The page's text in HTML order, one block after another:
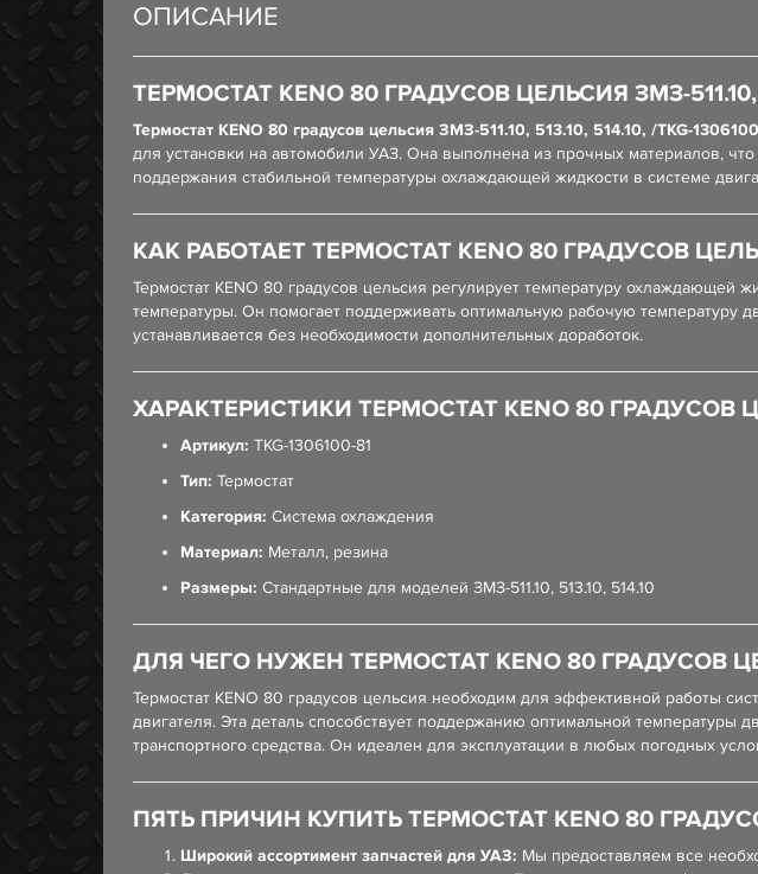
ОПИСАНИЕ
ТЕРМОСТАТ KENO 80 ГРАДУСОВ ЦЕЛЬСИЯ ЗМЗ-511.10,
Термостат KENO 80 градусов цельсия ЗМЗ-511.10, 513.10, 514.10, /TKG-
для установки на автомобили УАЗ. Она выполнена из прочных материалов,
поддержания стабильной температуры охлаждающей жидкости в системе
КАК РАБОТАЕТ ТЕРМОСТАТ KENO 80 ГРАДУСОВ
Термостат KENO 80 градусов цельсия регулирует температуру охлаждающей
температуры. Он помогает поддерживать оптимальную рабочую температуру
устанавливается без необходимости дополнительных доработок.
ХАРАКТЕРИСТИКИ ТЕРМОСТАТ KENO 80 ГРАДУСОВ
Артикул: TKG-1306100-81
Тип: Термостат
Категория: Система охлаждения
Материал: Металл, резина
Размеры: Стандартные для моделей ЗМЗ-511.10, 513.10, 514.10
ДЛЯ ЧЕГО НУЖЕН ТЕРМОСТАТ KENO 80 ГРАДУСОВ
Термостат KENO 80 градусов цельсия необходим для эффективной работы
двигателя. Эта деталь способствует поддержанию оптимальной температуры
транспортного средства. Он идеален для эксплуатации в любых погодных
ПЯТЬ ПРИЧИН КУПИТЬ ТЕРМОСТАТ KENO 80
Широкий ассортимент запчастей для УАЗ: Мы предоставляем все